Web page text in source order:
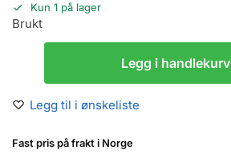
Kun 1 på lager
Brukt
Legg i handlekurv
Legg til i ønskeliste
Fast pris på frakt i Norge